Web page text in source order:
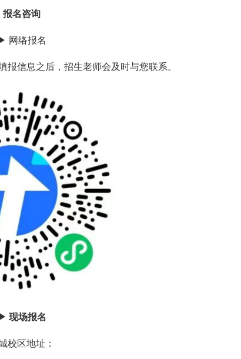
报名咨询
网络报名
报信息之后，招生老师会及时与您联系。
▶ 现场报名
校区地址：